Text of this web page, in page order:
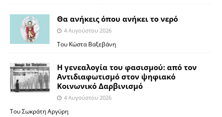
Θα ανήκεις όπου ανήκει το νερό
4 Αυγούστου 2026
Του Κώστα Βαξεβάνη
Η γενεαλογία του φασισμού: από τον
Αντιδιαφωτισμό στον ψηφιακό
Κοινωνικό Δαρβινισμό
4 Αυγούστου 2026
Του Σωκράτη Αργύρη